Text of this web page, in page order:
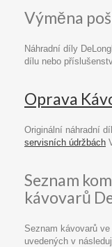
Výměna
Náhradní díly
dílu nebo
Oprava
Originální náhradní
servisních údržbách
Seznam
kávovarů
Seznam kávovarů
uvedených v